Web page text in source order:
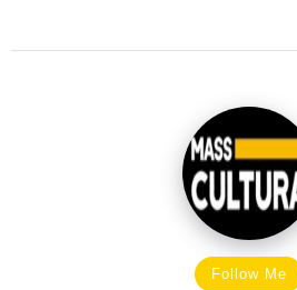
Follow Me